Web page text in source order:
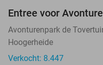
Entree voor
Avonturenpark de
Hoogerheide
Verkocht: 8.447